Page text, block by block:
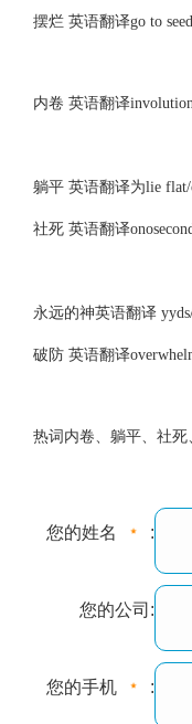
摆烂 英语翻译go to seed
内卷 英语翻译
躺平 英语翻译为lie flat/
社死 英语翻译
永远的神英语翻译
破防 英语翻译
热词内卷、躺平、社
您的姓名 :
您的公司:
您的手机 :